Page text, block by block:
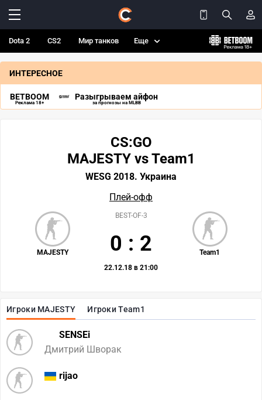
Dota 2 CS2 Мир танков Еще
ИНТЕРЕСНОЕ
BETBOOM
Реклама 18+
Разыгрываем айфон
за прогнозы на MLBB
Игроки MAJESTY Игроки Team1
SENSEi
Дмитрий Шворак
rijao
CS:GO
MAJESTY vs Team1
WESG 2018. Украина
Плей-офф
MAJESTY Team1
BEST-OF-3
0 : 2
22.12.18 в 21:00